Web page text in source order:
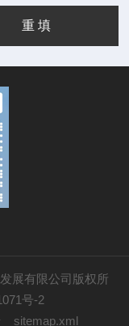
展有限公司版权所
号-2
sitemap.xml